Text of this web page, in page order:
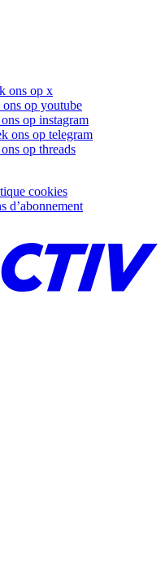
ons op x
op youtube
op instagram
ons op telegram
op threads
cookies
d’abonnement